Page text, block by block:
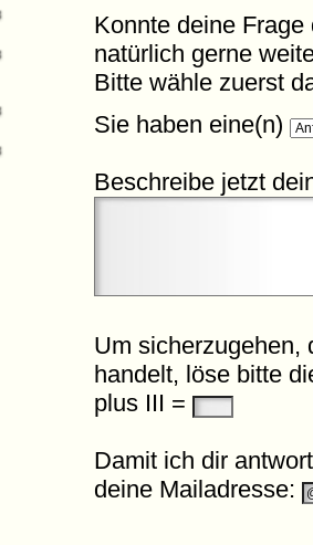
Konnte deine
natürlich gerne
Bitte wähle zuerst
Sie haben eine(n)
Beschreibe jetzt
Um sicherzugehen,
handelt, löse bitte
plus III =
Damit ich dir
deine Mailadresse: